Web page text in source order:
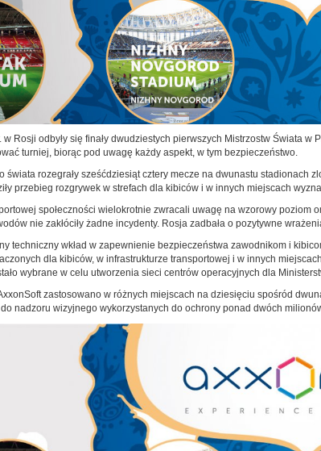
Rosji odbyły się finały dwudziestych pierwszych Mistrzostw Świata
turniej, biorąc pod uwagę każdy aspekt, w tym bezpieczeństwo.
świata rozegrały sześćdziesiąt cztery mecze na dwunastu
przebieg rozgrywek w strefach dla kibiców i w innych miejscach
społeczności wielokrotnie zwracali uwagę na wzorowy
nie zakłóciły żadne incydenty. Rosja zadbała o pozytywne
techniczny wkład w zapewnienie bezpieczeństwa zawodnikom i
dla kibiców, w infrastrukturze transportowej i w innych
wybrane w celu utworzenia sieci centrów operacyjnych dla
zastosowano w różnych miejscach na dziesięciu spośród
nadzoru wizyjnego wykorzystanych do ochrony ponad dwóch